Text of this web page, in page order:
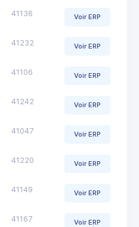
41136 Voir ERP
41232 Voir ERP
41106 Voir ERP
41242 Voir ERP
41047 Voir ERP
41220 Voir ERP
41149 Voir ERP
41167 Voir ERP